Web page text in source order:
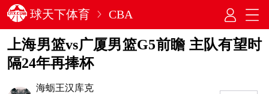
球天下体育 CBA
上海男篮vs广厦男篮G5前瞻 主队有望时
隔24年再捧杯
海蛎王汉库克